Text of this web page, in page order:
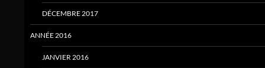
DÉCEMBRE 2017
ANNÉE 2016
JANVIER 2016